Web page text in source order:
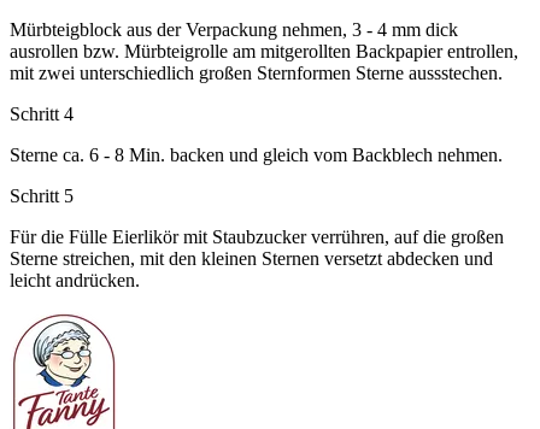
Mürbteigblock aus der Verpackung nehmen, 3 - 4 mm dick
ausrollen bzw. Mürbteigrolle am mitgerollten Backpapier entrollen,
mit zwei unterschiedlich großen Sternformen Sterne aussstechen.
Schritt 4
Sterne ca. 6 - 8 Min. backen und gleich vom Backblech nehmen.
Schritt 5
Für die Fülle Eierlikör mit Staubzucker verrühren, auf die großen
Sterne streichen, mit den kleinen Sternen versetzt abdecken und
leicht andrücken.